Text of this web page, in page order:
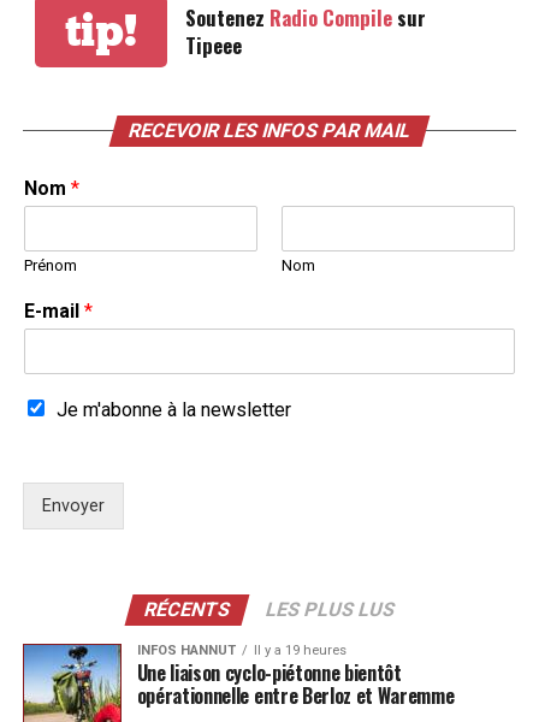
tip! Soutenez Radio Compilesur
Tipeee
RECEVOIR LES INFOS PAR MAIL
Nom *
Prénom Nom
E-mail *
Je m'abonne à la newsletter
Envoyer
RÉCENTS LES PLUS LUS
INFOS HANNUT Il y a 19 heures
Une liaison cyclo-piétonne bientôt
opérationnelle entre Berloz et Waremme